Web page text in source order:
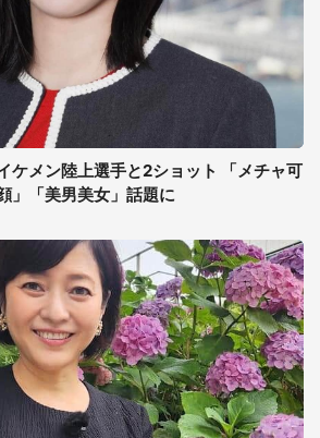
ケメン陸上選手と2ショット 「メチャ可
」「美男美女」話題に